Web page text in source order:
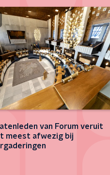
van Forum veruit
meest afwezig bij